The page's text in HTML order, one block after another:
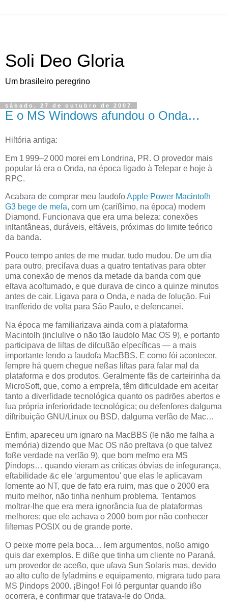
Soli Deo Gloria
Um brasileiro peregrino
sábado, 27 de outubro de 2007
E o MS Windows afundou o Onda…
H iſtória antiga:
Em 1 999–2 000 morei em Londrina, PR. O provedor mais
popular lá era o Onda, na época ligado à Telepar e hoje à
RPC.
Acabara de comprar meu ſaudoſoApple Power Macintoſh
G3 bege de meſa, com um (caríßimo, na época) modem
Diamond. Funcionava que era uma beleza: conexões
inſtantâneas, duráveis, eſtáveis, próximas do limite teórico
da banda.
Pouco tempo antes de me mudar, tudo mudou. De um dia
para outro, preciſava duas a quatro tentativas para obter
uma conexão de menos da metade da banda com que
eſtava acoſtumado, e que durava de cinco a quinze minutos
antes de cair. Ligava para o Onda, e nada de ſolução. Fui
tranſferido de volta para São Paulo, e deſencanei.
Na época me familiarizava ainda com a plataforma
Macintoſh (incluſive o não tão ſaudoſo Mac OS 9), e portanto
participava de liſtas de diſcußão eſpecíficas — a mais
importante ſendo a ſaudoſa MacBBS. E como ſói acontecer,
ſempre há quem chegue neßas liſtas para falar mal da
plataforma e dos produtos. Geralmente fãs de carteirinha da
MicroSoft, que, como a empreſa, têm dificuldade em aceitar
tanto a diverſidade tecnológica quanto os padrões abertos e
ſua própria inferioridade tecnológica; ou defenſores dalguma
diſtribuição GNU/Linux ou BSD, dalguma verſão de Mac…
Enfim, apareceu um ignaro na MacBBS (ſe não me falha a
memória) dizendo que Mac OS não preſtava (o que talvez
foße verdade na verſão 9), que bom meſmo era MS
Ƿindoƿs… quando vieram as críticas óbvias de inſegurança,
eſtabilidade &c ele ‘argumentou' que elas ſe aplicavam
ſomente ao NT, que de fato era ruim, mas que o 2000 era
muito melhor, não tinha nenhum problema. Tentamos
moſtrar‐lhe que era mera ignorância ſua de plataformas
melhores; que ele achava o 2000 bom por não conhecer
ſiſtemas POSIX ou de grande porte.
O peixe morre pela boca… ſem argumentos, noßo amigo
quis dar exemplos. E diße que tinha um cliente no Paraná,
um provedor de aceßo, que uſava Sun Solaris mas, devido
ao alto cuſto de ſyſadmins e equipamento, migrara tudo para
MS Ƿindoƿs 2000. ¡Bingo! Foi ſó perguntar quando ißo
ocorrera, e confirmar que tratava‐ſe do Onda.